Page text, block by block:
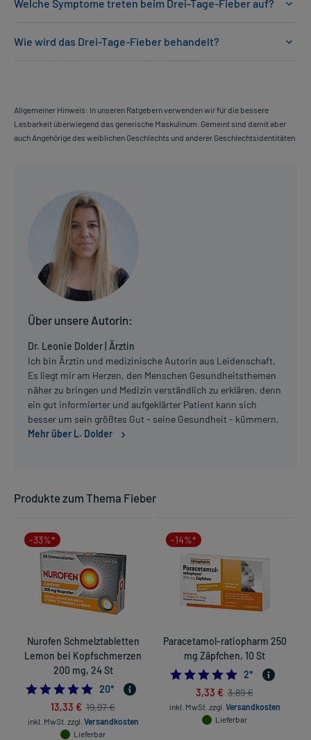
Welche Symptome treten beim Drei-Tage-Fieber auf?
Wie wird das Drei-Tage-Fieber behandelt?
Allgemeiner Hinweis: In unseren Ratgebern verwenden wir für die bessere
Lesbarkeit überwiegend das generische Maskulinum. Gemeint sind damit aber
auch Angehörige des weiblichen Geschlechts und anderer Geschlechtsidentitäten.
Über unsere Autorin:
Dr. Leonie Dolder | Ärztin
Ich bin Ärztin und medizinische Autorin aus Leidenschaft.
Es liegt mir am Herzen, den Menschen Gesundheitsthemen
näher zu bringen und Medizin verständlich zu erklären, denn
ein gut informierter und aufgeklärter Patient kann sich
besser um sein größtes Gut - seine Gesundheit - kümmern.
Mehr über L. Dolder
Produkte zum Thema Fieber
-33%*
Nurofen Schmelztabletten
Lemon bei Kopfschmerzen
200 mg, 24 St
5.0
20*
13,33 € 19,97 €
inkl. MwSt. zzgl. Versandkosten
Lieferbar
-14%*
Paracetamol-ratiopharm 250
mg Zäpfchen, 10 St
5.0
2*
3,33 € 3,89 €
inkl. MwSt. zzgl. Versandkosten
Lieferbar